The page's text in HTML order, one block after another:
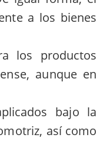
a los bienes
los productos
aunque en
bajo la
así como